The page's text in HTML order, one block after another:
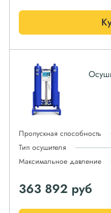
Пропускная способность
Тип осушителя
Максимальное давление
363 892 руб